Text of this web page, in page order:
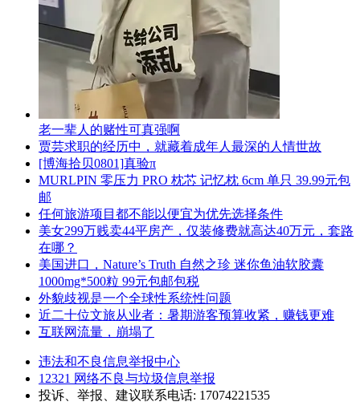
老一辈人的赌性可真强啊
贾芸求职的经历中，就藏着成年人最深的人情世故
[博海拾贝0801]真验π
MURLPIN 零压力 PRO 枕芯 记忆枕 6cm 单只 39.99元包
邮
任何旅游项目都不能以便宜为优先选择条件
美女299万贱卖44平房产，仅装修费就高达40万元，套路
在哪？
美国进口，Nature’s Truth 自然之珍 迷你鱼油软胶囊
1000mg*500粒 99元包邮包税
外貌歧视是一个全球性系统性问题
近二十位文旅从业者：暑期游客预算收紧，赚钱更难
互联网流量，崩塌了
违法和不良信息举报中心
12321 网络不良与垃圾信息举报
投诉、举报、建议联系电话: 17074221535